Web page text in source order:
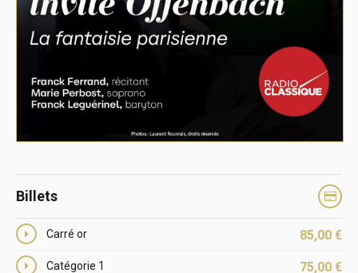
Billets
Carré or 85,00 €
Catégorie 1 75,00 €